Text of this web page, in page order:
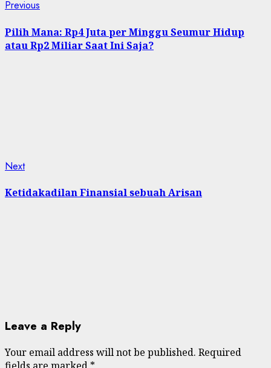
Post
navigation
Previous
Pilih Mana: Rp4 Juta per Minggu Seumur Hidup
atau Rp2 Miliar Saat Ini Saja?
NextNext
Ketidakadilan Finansial sebuah Arisan
Leave a Reply
Your email address will not be published. Required